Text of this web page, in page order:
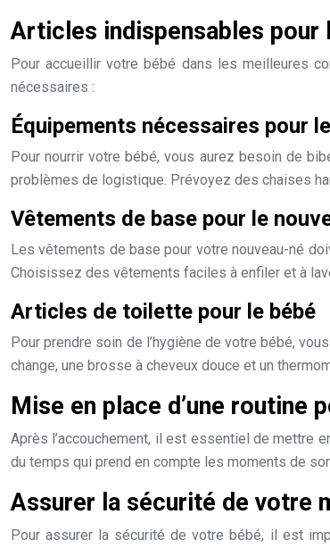
Articles indispensables pour
Pour accueillir votre bébé dans les meilleures
nécessaires :
Équipements nécessaires pour
Pour nourrir votre bébé, vous aurez besoin de
problèmes de logistique. Prévoyez des chaises
Vêtements de base pour le
Les vêtements de base pour votre nouveau-né
Choisissez des vêtements faciles à enfiler et à
Articles de toilette pour le bébé
Pour prendre soin de l’hygiène de votre bébé,
change, une brosse à cheveux douce et un
Mise en place d’une routine
Après l’accouchement, il est essentiel de mettre
du temps qui prend en compte les moments de
Assurer la sécurité de votre
Pour assurer la sécurité de votre bébé, il est